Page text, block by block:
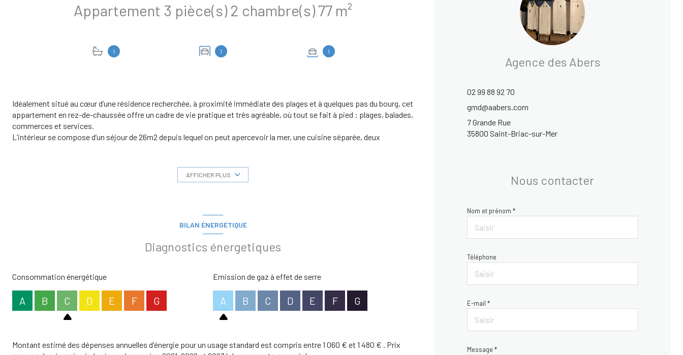
Appartement 3 pièce(s) 2 chambre(s) 77 m²
1 1 1
Idéalement situé au cœur d’une résidence recherchée, à proximité immédiate des plages et à quelques pas du bourg, cet
appartement en rez-de-chaussée offre un cadre de vie pratique et très agréable, où tout se fait à pied : plages, balades,
commerces et services.
L’intérieur se compose d’un séjour de 26m2 depuis lequel on peut apercevoir la mer, une cuisine séparée, deux
et une en extérieur, un avantage rare et particulièrement appréciable dans ce secteur.
Enfin, la résidence et ses parties communes sont entretenues tout au long de l’année, garantissant un environnement
Les informations sur les risques auxquels ce bien est exposé sont disponibles sur le site Géorisques :
Les informations sur les risques auxquels ce bien est exposé sont disponibles sur le site
AFFICHER PLUS
BILAN ÉNERGÉTIQUE
Diagnostics énergetiques
Consommation énergétique
A B C D E F G
Emission de gaz à effet de serre
A B C D E F G
Montant estimé des dépenses annuelles d'énergie pour un usage standard est compris entre 1 060 € et 1 480 € . Prix
Agence des Abers
02 99 88 92 70
gmd@aabers.com
7 Grande Rue
35800 Saint-Briac-sur-Mer
Nous contacter
Nom et prénom *
Téléphone
E-mail *
Message *